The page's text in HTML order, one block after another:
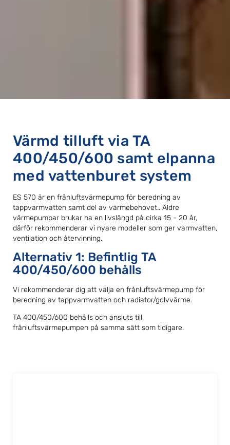
Värmd tilluft via TA
400/450/600 samt elpanna
med vattenburet system
ES 570 är en frånluftsvärmepump för beredning av
tappvarmvatten samt del av värmebehovet.. Äldre
värmepumpar brukar ha en livslängd på cirka 15 - 20 år,
därför rekommenderar vi nyare modeller som ger varmvatten,
ventilation och återvinning.
Alternativ 1: Befintlig TA
400/450/600 behålls
Vi rekommenderar dig att välja en frånluftsvärmepump för
beredning av tappvarmvatten och radiator/golvvärme.
TA 400/450/600 behålls och ansluts till
frånluftsvärmepumpen på samma sätt som tidigare.